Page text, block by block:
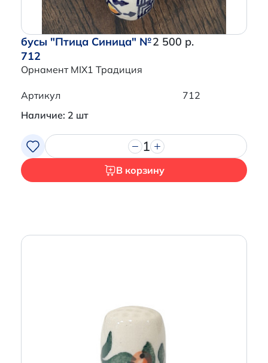
бусы "Птица Синица" №
712
Орнамент MIX1 Традиция
2 500 р.
Артикул
712
Наличие: 2 шт
1
В корзину